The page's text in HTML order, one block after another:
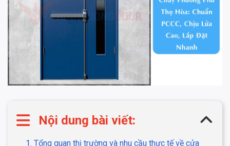
Nội dung bài viết:
1. Tổng quan thị trường và nhu cầu thực tế về cửa